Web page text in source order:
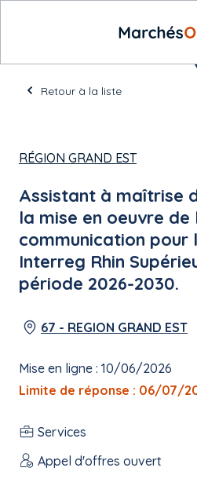
Retour à la liste
RÉGION GRAND EST
Assistant à maîtrise
la mise en oeuvre
communication pour
Interreg Rhin
période 2026-2030.
67 - REGION GRAND EST
Mise en ligne : 10/06/2026
Limite de réponse : 06/07/
Services
Appel d'offres ouvert